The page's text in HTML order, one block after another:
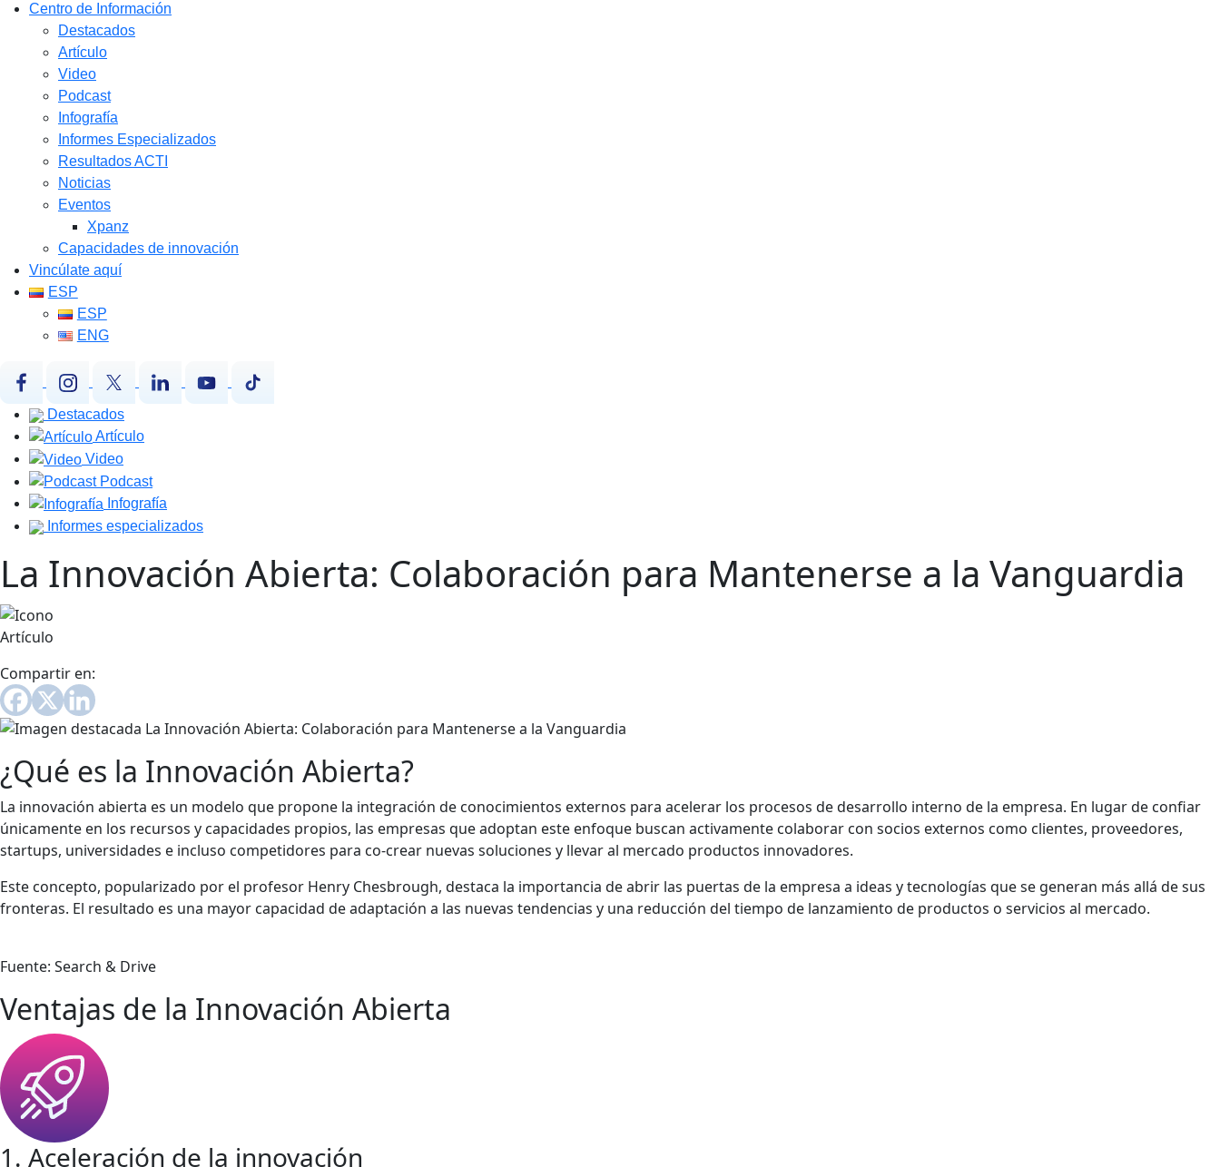
Centro de Información
Destacados
Artículo
Video
Podcast
Infografía
Informes Especializados
Resultados ACTI
Noticias
Eventos
Xpanz
Capacidades de innovación
Vincúlate aquí
ESP
ESP
ENG
Destacados
Artículo
Video
Podcast
Infografía
Informes especializados
La Innovación Abierta: Colaboración para Mantenerse a la Vanguardia
Artículo
Compartir en:
¿Qué es la Innovación Abierta?
La innovación abierta es un modelo que propone la integración de conocimientos externos para acelerar los procesos de desarrollo interno de la empresa. En lugar de confiar
únicamente en los recursos y capacidades propios, las empresas que adoptan este enfoque buscan activamente colaborar con socios externos como clientes, proveedores,
startups, universidades e incluso competidores para co-crear nuevas soluciones y llevar al mercado productos innovadores.
Este concepto, popularizado por el profesor Henry Chesbrough, destaca la importancia de abrir las puertas de la empresa a ideas y tecnologías que se generan más allá de sus
fronteras. El resultado es una mayor capacidad de adaptación a las nuevas tendencias y una reducción del tiempo de lanzamiento de productos o servicios al mercado.
Fuente: Search & Drive
Ventajas de la Innovación Abierta
1. Aceleración de la innovación